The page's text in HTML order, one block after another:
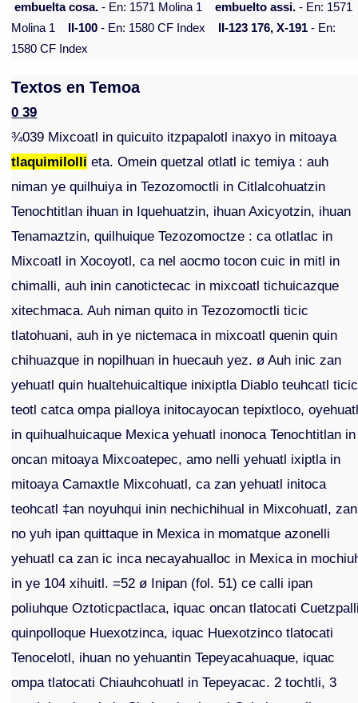
embuelta cosa. - En: 1571 Molina 1 embuelto assi. - En: 1571
Molina 1
II-100 - En: 1580 CF Index II-123 176, X-191 - En:
1580 CF Index
Textos en Temoa
0 39
¾039 Mixcoatl in quicuito itzpapalotl inaxyo in mitoaya
tlaquimilolli eta. Omein quetzal otlatl ic temiya : auh
niman ye quilhuiya in Tezozomoctli in Citlalcohuatzin
Tenochtitlan ihuan in Iquehuatzin, ihuan Axicyotzin, ihuan
Tenamaztzin, quilhuique Tezozomoctze : ca otlatlac in
Mixcoatl in Xocoyotl, ca nel aocmo tocon cuic in mitl in
chimalli, auh inin canotictecac in mixcoatl tichuicazque
xitechmaca. Auh niman quito in Tezozomoctli ticic
tlatohuani, auh in ye nictemaca in mixcoatl quenin quin
chihuazque in nopilhuan in huecauh yez. ø Auh inic zan
yehuatl quin hualtehuicaltique inixiptla Diablo teuhcatl ticic
teotl catca ompa pialloya initocayocan tepixtloco,
in quihualhuicaque Mexica yehuatl inonoca Tenochtitlan in
oncan mitoaya Mixcoatepec, amo nelli yehuatl ixiptla in
mitoaya Camaxtle Mixcohuatl, ca zan yehuatl initoca
teohcatl ‡an noyuhqui inin nechichihual in Mixcohuatl, zan
no yuh ipan quittaque in Mexica in momatque azonelli
yehuatl ca zan ic inca necayahualloc in Mexica in
in ye 104 xihuitl. =52 ø Inipan (fol. 51) ce calli ipan
poliuhque Oztoticpactlaca, iquac oncan tlatocati
quinpolloque Huexotzinca, iquac Huexotzinco tlatocati
Tenocelotl, ihuan no yehuantin Tepeyacahuaque, iquac
ompa tlatocati Chiauhcohuatl in Tepeyacac. 2 tochtli, 3